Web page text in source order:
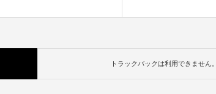
トラックバックは利用できません。